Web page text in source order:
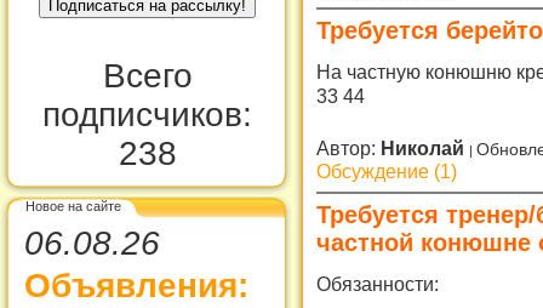
Всего
подписчиков:
238
Новое на сайте
06.08.26
Объявления:
Требуется
На частную конюшню
33 44
Автор: Николай
Обсуждение (1)
Требуется
частной конюшне
Обязанности: